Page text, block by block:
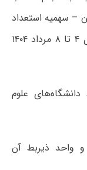
– سهمیه استعداد
درخشان بدون آزمون تأیید شده) در روزهای ۴ تا ۸ مرداد ۱۴۰۴
علوم
و واحد ذیربط آن